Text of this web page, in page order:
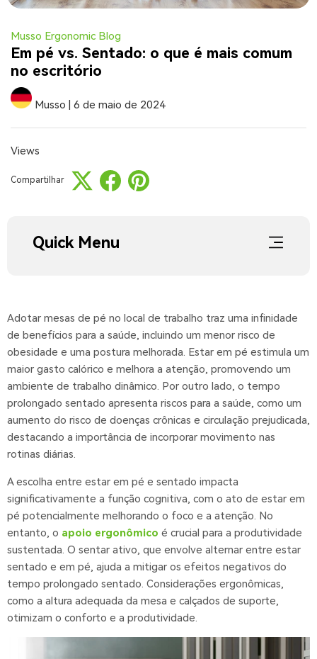
Musso Ergonomic Blog
Em pé vs. Sentado: o que é mais comum
no escritório
Musso 6 de maio de 2024
Views
Compartilhar
Quick Menu
Adotar mesas de pé no local de trabalho traz uma infinidade
de benefícios para a saúde, incluindo um menor risco de
obesidade e uma postura melhorada. Estar em pé estimula um
maior gasto calórico e melhora a atenção, promovendo um
ambiente de trabalho dinâmico. Por outro lado, o tempo
prolongado sentado apresenta riscos para a saúde, como um
aumento do risco de doenças crônicas e circulação prejudicada,
destacando a importância de incorporar movimento nas
rotinas diárias.
A escolha entre estar em pé e sentado impacta
significativamente a função cognitiva, com o ato de estar em
pé potencialmente melhorando o foco e a atenção. No
entanto, o apoio ergonômico é crucial para a produtividade
sustentada. O sentar ativo, que envolve alternar entre estar
sentado e em pé, ajuda a mitigar os efeitos negativos do
tempo prolongado sentado. Considerações ergonômicas,
como a altura adequada da mesa e calçados de suporte,
otimizam o conforto e a produtividade.